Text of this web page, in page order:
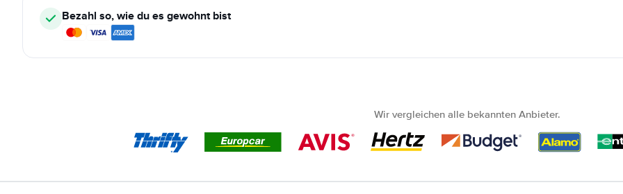
Bezahl so, wie du es gewohnt bist
Wir vergleichen alle bekannten Anbieter.